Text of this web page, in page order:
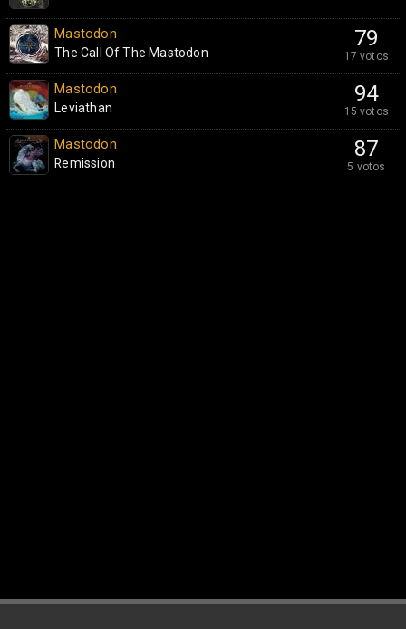
79
17 votos
Mastodon
The Call Of The Mastodon
94
15 votos
Mastodon
Leviathan
87
5 votos
Mastodon
Remission